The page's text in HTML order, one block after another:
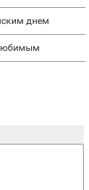
днем